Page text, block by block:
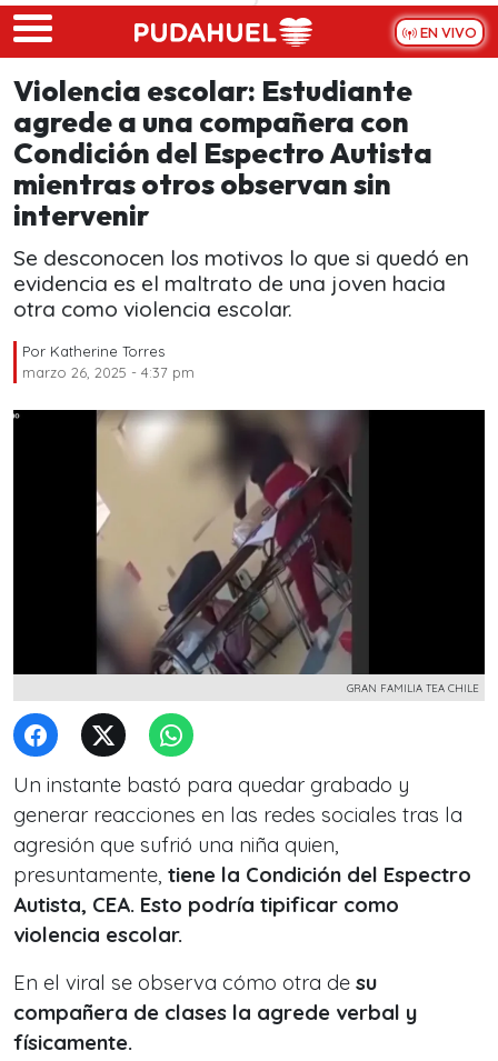
Skip to main content
EN VIVO
Violencia escolar: Estudiante
agrede a una compañera con
Condición del Espectro Autista
mientras otros observan sin
intervenir
Se desconocen los motivos lo que si quedó en
evidencia es el maltrato de una joven hacia
otra como violencia escolar.
Por Katherine Torres
marzo 26, 2025 - 4:37 pm
GRAN FAMILIA TEA CHILE
Un instante bastó para quedar grabado y
generar reacciones en las redes sociales tras la
agresión que sufrió una niña quien,
presuntamente, tiene la Condición del Espectro
Autista, CEA. Esto podría tipificar como
violencia escolar.
En el viral se observa cómo otra de su
compañera de clases la agrede verbal y
físicamente.